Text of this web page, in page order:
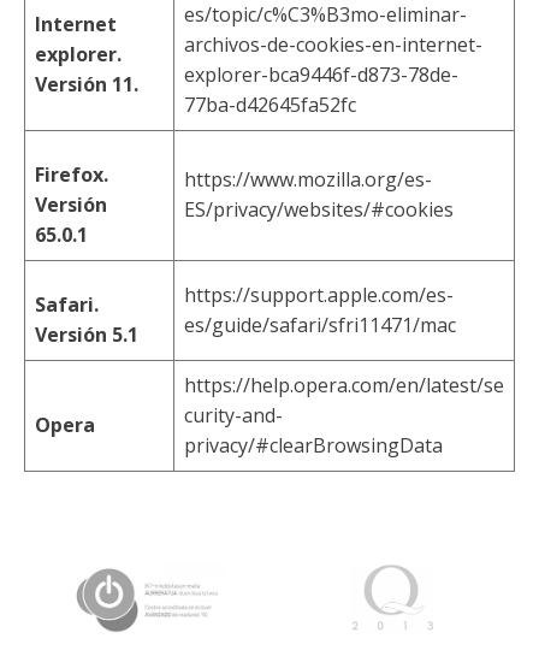
Internet
explorer.
Versión 11.
es/topic/c%C3%B3mo-eliminar-
archivos-de-cookies-en-internet-
explorer-bca9446f-d873-78de-
77ba-d42645fa52fc
Firefox.
Versión
65.0.1
https://www.mozilla.org/es-
ES/privacy/websites/#cookies
Safari.
Versión 5.1
https://support.apple.com/es-
es/guide/safari/sfri11471/mac
Opera
https://help.opera.com/en/latest/se
curity-and-
privacy/#clearBrowsingData